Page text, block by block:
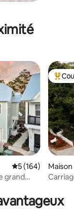
: 5 sur 5
appréciés
Évaluation
5 (164)
grand
Maison
Beach